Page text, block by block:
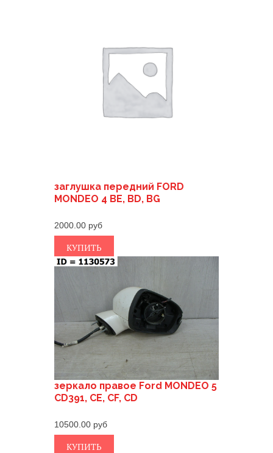
заглушка передний FORD
MONDEO 4 BE, BD, BG
2000.00
КУПИТЬ
зеркало правое Ford MONDEO 5
CD391, CE, CF, CD
10500.00
КУПИТЬ